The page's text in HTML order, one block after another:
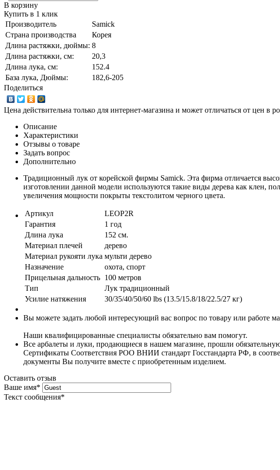
В корзину
Купить в 1 клик
Производитель
Samick
Страна производства
Корея
Длина растяжки, дюймы: 8
Длина растяжки, cм:
20,3
Длина лука, см:
152.4
База лука, Дюймы:
182,6-205
Поделиться
Цена действительна только для интернет-магазина и может отличаться от цен в
Описание
Характеристики
Отзывы о товаре
Задать вопрос
Дополнительно
Традиционный лук от корейской фирмы Samick. Эта фирма отличается
изготовлении данной модели используются такие виды дерева как клен,
увеличения мощности покрыты текстолитом черного цвета.
Артикул
LEOP2R
Гарантия
1 год
Длина лука
152 см.
Материал плечей
дерево
Материал рукояти лука мульти дерево
Назначение
охота, спорт
Прицельная дальность 100 метров
Тип
Лук традиционный
Усилие натяжения
30/35/40/50/60 lbs (13.5/15.8/18/22.5/27 кг)
Вы можете задать любой интересующий вас вопрос по товару или работе
Наши квалифицированные специалисты обязательно вам помогут.
Все арбалеты и луки, продающиеся в нашем магазине, прошли
Сертификаты Соответствия РОО ВНИИ стандарт Госстандарта РФ, в
документы Вы получите вместе с приобретенным изделием.
Оставить отзыв
Ваше имя*
Текст сообщения*